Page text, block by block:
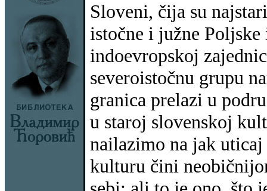
Sloveni, čija su
istočne i južne
indoevropskoj
severoistočnu grupu
granica prelazi u
u staroj slovenskoj
nailazimo na jak
kulturu čini